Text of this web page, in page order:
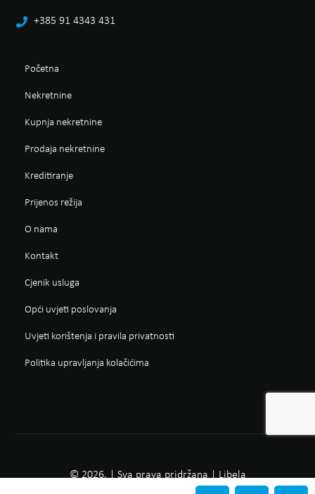
+385 91 4343 431
Početna
Nekretnine
Kupnja nekretnine
Prodaja nekretnine
Kreditiranje
Prijenos režija
O nama
Kontakt
Cjenik usluga
Opći uvjeti poslovanja
Uvjeti korištenja i pravila privatnosti
Politika upravljanja kolačićima
© 2026. | Sva prava pridržana | Libela